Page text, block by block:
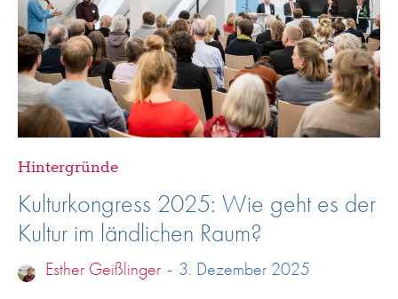
Hintergründe
Kulturkongress 2025: Wie geht es der
Kultur im ländlichen Raum?
Esther Geißlinger - 3. Dezember 2025